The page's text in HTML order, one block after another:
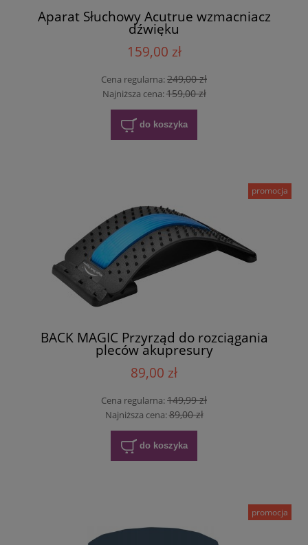
Aparat Słuchowy Acutrue wzmacniacz
dźwięku
159,00 zł
Cena regularna:249,00 zł
Najniższa cena:159,00 zł
do koszyka
BACK MAGIC Przyrząd do rozciągania
pleców akupresury
89,00 zł
Cena regularna:149,99 zł
Najniższa cena:89,00 zł
do koszyka
promocja
promocja